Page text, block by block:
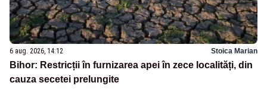
6 aug. 2026, 14:12 Stoica Marian
Bihor: Restricții în furnizarea apei în zece localități, din
cauza secetei prelungite